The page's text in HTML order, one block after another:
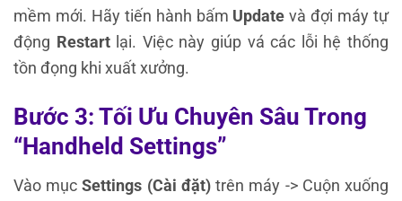
mềm mới. Hãy tiến hành bấm Update và đợi máy tự
động Restartlại. Việc này giúp vá các lỗi hệ thống
tồn đọng khi xuất xưởng.
Bước 3: Tối Ưu Chuyên Sâu Trong
“Handheld Settings”
Vào mụcSettings (Cài đặt)trên máy -> Cuộn xuống